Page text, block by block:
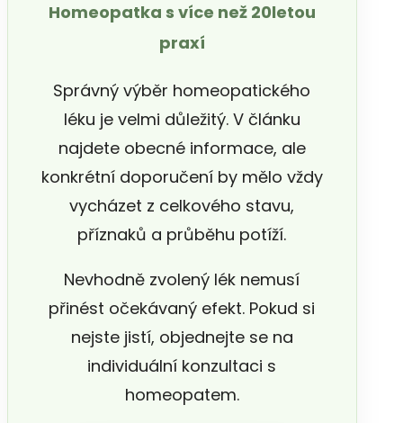
Homeopatka s více než 20letou
praxí
Správný výběr homeopatického
léku je velmi důležitý. V článku
najdete obecné informace, ale
konkrétní doporučení by mělo vždy
vycházet z celkového stavu,
příznaků a průběhu potíží.
Nevhodně zvolený lék nemusí
přinést očekávaný efekt. Pokud si
nejste jistí, objednejte se na
individuální konzultaci s
homeopatem.